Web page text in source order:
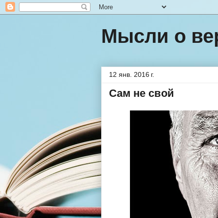
Мысли о
12 янв. 2016 г.
Сам не свой